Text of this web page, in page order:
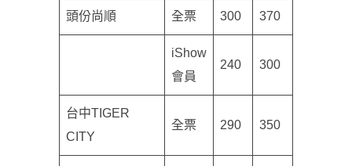
頭份尚順 全票 300 370
iShow
會員
240 300
台中TIGER
CITY
全票 290 350